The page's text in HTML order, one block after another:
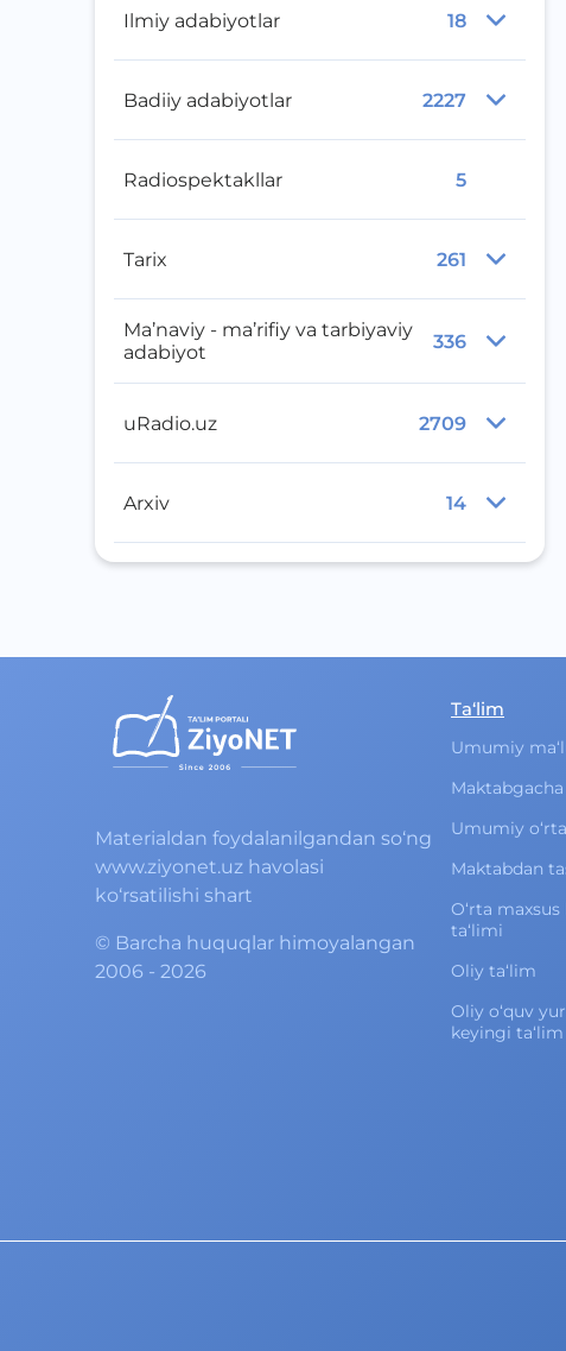
Ilmiy adabiyotlar 18
Badiiy adabiyotlar 2227
Radiospektakllar 5
Tarix 261
Ma’naviy - ma’rifiy va tarbiyaviy
adabiyot
336
uRadio.uz 2709
Arxiv 14
Materialdan foydalanilgandan so‘ng
www.ziyonet.uz havolasi
ko‘rsatilishi shart
© Barcha huquqlar himoyalangan
2006 - 2026
Ta‘lim
Umumiy
Maktabgacha
Umumiy
Maktabdan
O‘rta
ta‘limi
Oliy ta‘lim
Oliy o‘quv
keyingi ta‘lim